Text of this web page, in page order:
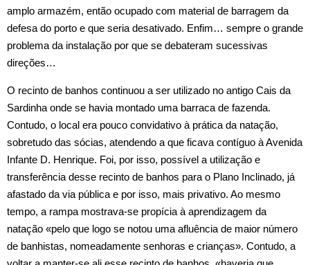
amplo armazém, então ocupado com material de barragem da
defesa do porto e que seria desativado. Enfim… sempre o grande
problema da instalação por que se debateram sucessivas
direções…
O recinto de banhos continuou a ser utilizado no antigo Cais da
Sardinha onde se havia montado uma barraca de fazenda.
Contudo, o local era pouco convidativo à prática da natação,
sobretudo das sócias, atendendo a que ficava contíguo à Avenida
Infante D. Henrique. Foi, por isso, possível a utilização e
transferência desse recinto de banhos para o Plano Inclinado, já
afastado da via pública e por isso, mais privativo. Ao mesmo
tempo, a rampa mostrava‑se propícia à aprendizagem da
natação «pelo que logo se notou uma afluência de maior número
de banhistas, nomeadamente senhoras e crianças». Contudo, a